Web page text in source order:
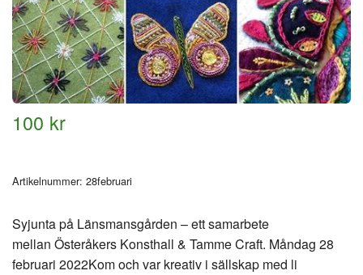
100 kr
Artikelnummer: 28februari
Syjunta på Länsmansgården – ett samarbete
mellan Österåkers Konsthall & Tamme Craft. Måndag 28
februari 2022Kom och var kreativ i sällskap med li